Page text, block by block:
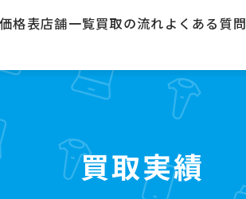
格表店舗一覧買取の流れよくある質問
買取実績